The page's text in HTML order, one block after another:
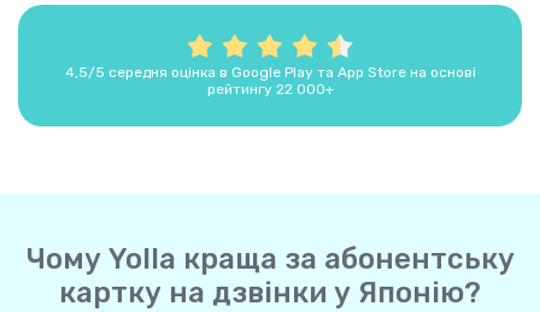
4,5/5 середня оцінка в Google Play та App Store на основі
рейтингу 22 000+
Чому Yolla краща за абонентську
картку на дзвінки у Японію?